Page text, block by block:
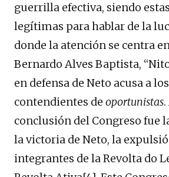
guerrilla efectiva, siendo
legítimas para hablar de la
donde la atención se centra
Bernardo Alves Baptista,
en defensa de Neto acusa a
contendientes de oportunistas
conclusión del Congreso fue
la victoria de Neto, la
integrantes de la Revolta do